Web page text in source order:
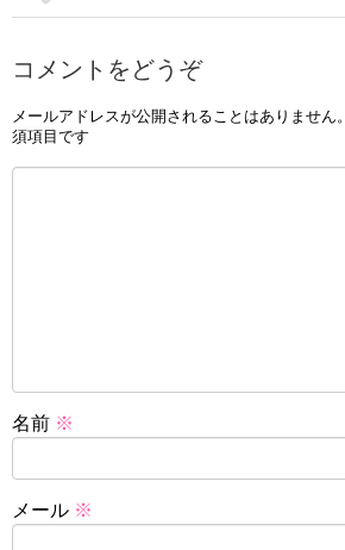
コメントをどうぞ
メールアドレスが公開されることはありません。
須項目です
名前 ※
メール ※